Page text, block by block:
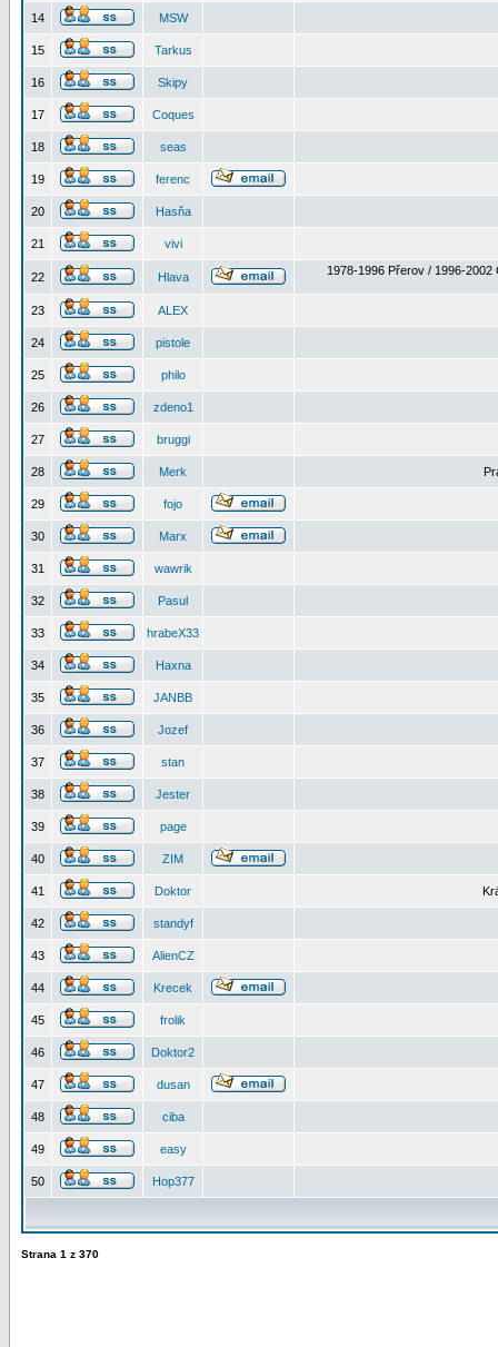
14 MSW
15 Tarkus
16 Skipy
17 Coques
18 seas
19 ferenc
20 Hasňa
21 vivi
22 Hlava 1978-1996 Přerov / 1996-2002
23 ALEX
24 pistole
25 philo
26 zdeno1
27 bruggi
28 Merk
29 fojo
30 Marx
31 wawrik
32 Pasul
33 hrabeX33
34 Haxna
35 JANBB
36 Jozef
37 stan
38 Jester
39 page
40 ZIM
41 Doktor
42 standyf
43 AlienCZ
44 Krecek
45 frolik
46 Doktor2
47 dusan
48 ciba
49 easy
50 Hop377
Strana 1 z 370